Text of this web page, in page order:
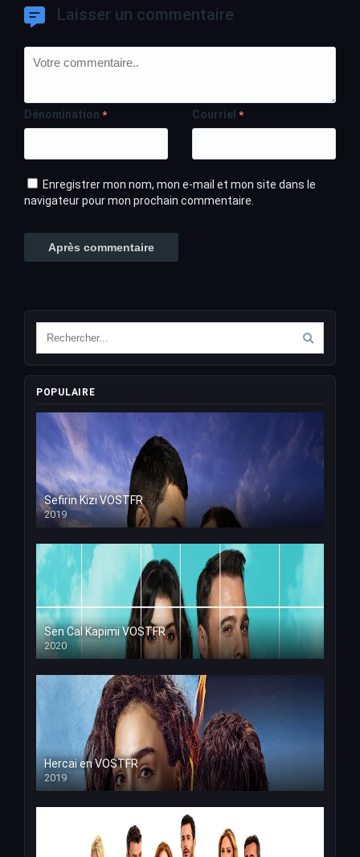
Laisser un commentaire
Dénomination * Courriel *
Enregistrer mon nom, mon e-mail et mon site dans le
navigateur pour mon prochain commentaire.
POPULAIRE
Sefirin Kizi VOSTFR
2019
Sen Cal Kapimi VOSTFR
2020
Hercai en VOSTFR
2019